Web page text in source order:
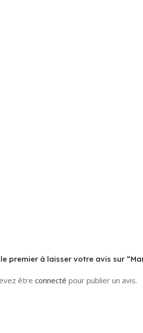
premier à laisser votre avis sur
être connecté pour publier un avis.